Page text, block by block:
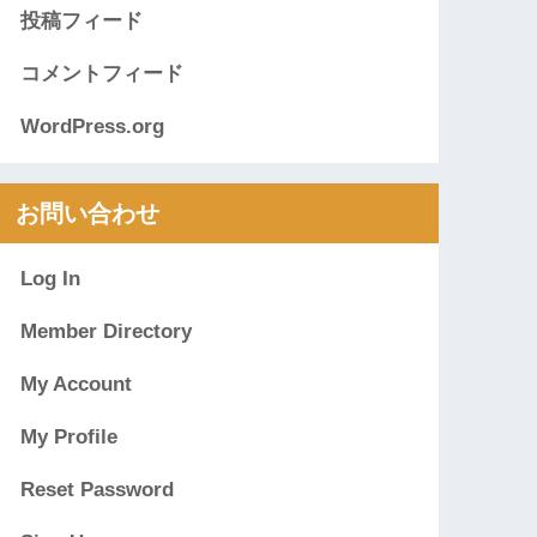
投稿フィード
コメントフィード
WordPress.org
お問い合わせ
Log In
Member Directory
My Account
My Profile
Reset Password